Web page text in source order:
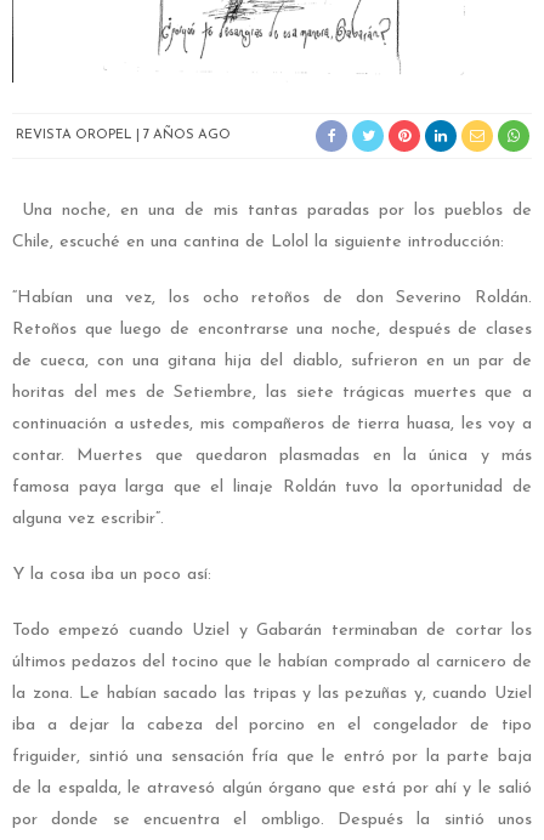
REVISTA OROPEL 7 AÑOS AGO
Una noche, en una de mis tantas paradas por los pueblos de
Chile, escuché en una cantina de Lolol la siguiente introducción:
“Habían una vez, los ocho retoños de don Severino Roldán.
Retoños que luego de encontrarse una noche, después de clases
de cueca, con una gitana hija del diablo, sufrieron en un par de
horitas del mes de Setiembre, las siete trágicas muertes que a
continuación a ustedes, mis compañeros de tierra huasa, les voy a
contar. Muertes que quedaron plasmadas en la única y más
famosa paya larga que el linaje Roldán tuvo la oportunidad de
alguna vez escribir”.
Y la cosa iba un poco así:
Todo empezó cuando Uziel y Gabarán terminaban de cortar los
últimos pedazos del tocino que le habían comprado al carnicero de
la zona. Le habían sacado las tripas y las pezuñas y, cuando Uziel
iba a dejar la cabeza del porcino en el congelador de tipo
friguider, sintió una sensación fría que le entró por la parte baja
de la espalda, le atravesó algún órgano que está por ahí y le salió
por donde se encuentra el ombligo. Después la sintió unos